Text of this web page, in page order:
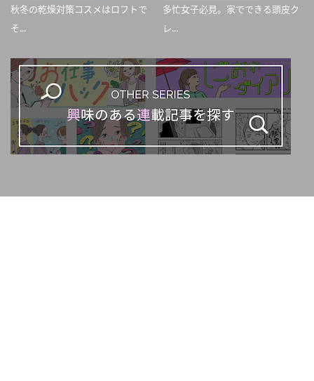
秋冬の乾燥対策コスメはロフトで
そ...
多忙女子必見。家でできる頭皮ク
レ...